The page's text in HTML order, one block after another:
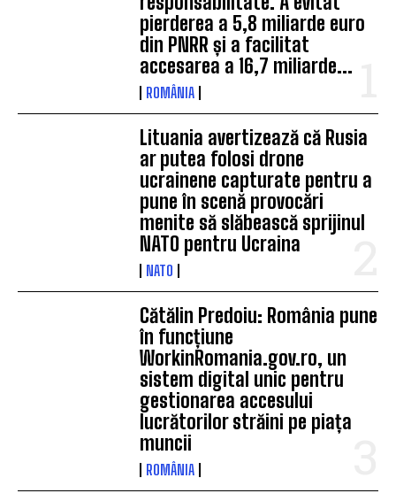
pierderea a 5,8 miliarde euro
din PNRR și a facilitat
accesarea a 16,7 miliarde...
ROMÂNIA
Lituania avertizează că Rusia
ar putea folosi drone
ucrainene capturate pentru a
pune în scenă provocări
menite să slăbească sprijinul
NATO pentru Ucraina
NATO
Cătălin Predoiu: România pune
în funcțiune
WorkinRomania.gov.ro, un
sistem digital unic pentru
gestionarea accesului
lucrătorilor străini pe piața
muncii
ROMÂNIA